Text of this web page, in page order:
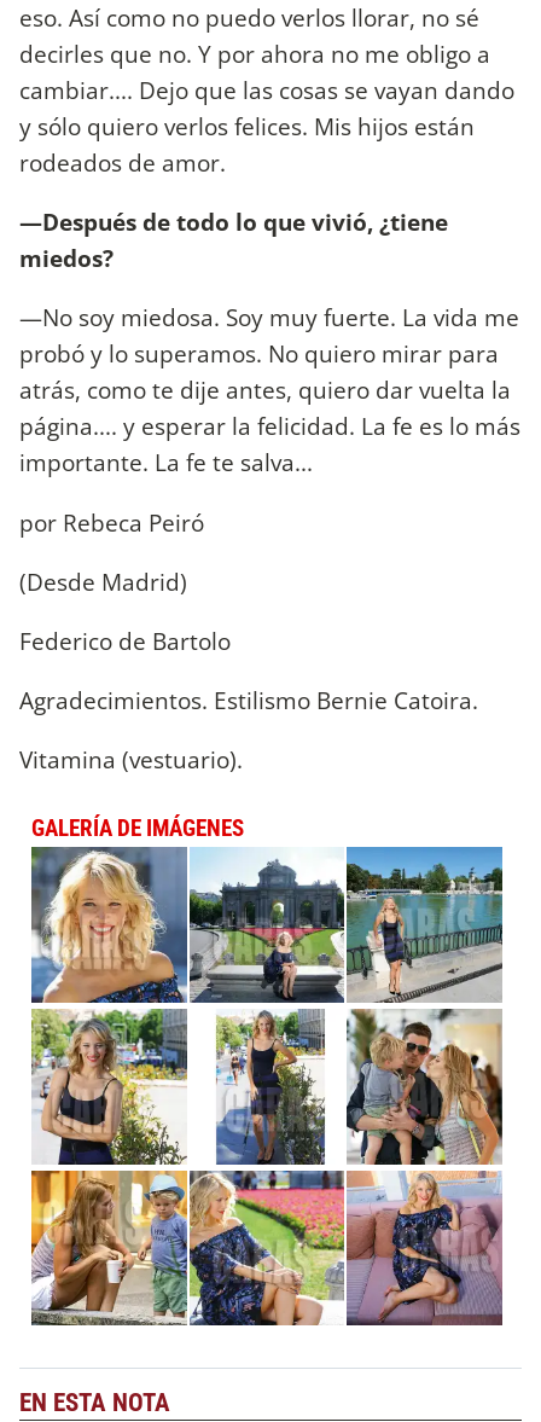
eso. Así como no puedo verlos llorar, no sé
decirles que no. Y por ahora no me obligo a
cambiar.... Dejo que las cosas se vayan dando
y sólo quiero verlos felices. Mis hijos están
rodeados de amor.
—Después de todo lo que vivió, ¿tiene
miedos?
—No soy miedosa. Soy muy fuerte. La vida me
probó y lo superamos. No quiero mirar para
atrás, como te dije antes, quiero dar vuelta la
página.... y esperar la felicidad. La fe es lo más
importante. La fe te salva...
por Rebeca Peiró
(Desde Madrid)
Federico de Bartolo
Agradecimientos. Estilismo Bernie Catoira.
Vitamina (vestuario).
GALERÍA DE IMÁGENES
EN ESTA NOTA